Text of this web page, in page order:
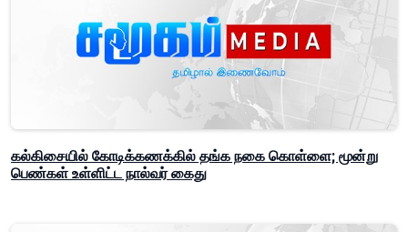
கல்கிசையில் கோடிக்கணக்கில் தங்க நகை கொள்ளை; மூன்று
பெண்கள் உள்ளிட்ட நால்வர் கைது